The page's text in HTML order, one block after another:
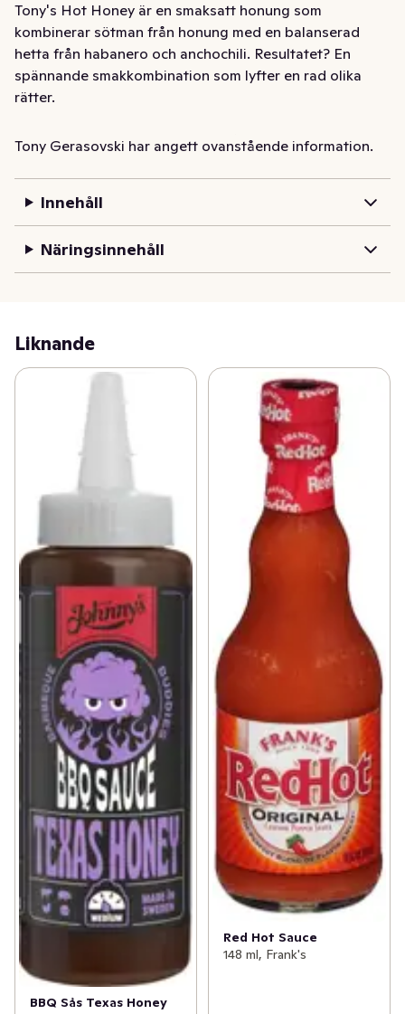
Tony's Hot Honey är en smaksatt honung som
kombinerar sötman från honung med en balanserad
hetta från habanero och anchochili. Resultatet? En
spännande smakkombination som lyfter en rad olika
rätter.
Det som gör Tony's Hot Honey så unik är dess
friterade rätter för att ge dem ett extra sting. Den
passar också över ostbrickan eller på glass för en
spännande mix av sött och starkt. Prova den i
kycklingrätter, cocktails eller sallader för att få till en
riktigt kul twist.
ge menyer ett lyft. Använd den i köket som en ny
gästerna kan experimentera själva. För hotell kan den bli
ett roligt tillskott till frukostbuffén – perfekt till
pannkakor, våfflor eller yoghurt.
Tony's Hot Honey är ett enkelt sätt att få fram stora
smaker. Testa själv och upptäck hur den kan lyfta dina
Tony Gerasovski har angett ovanstående information.
Innehåll
Näringsinnehåll
Liknande
BBQ Sås Texas Honey
Red Hot Sauce
148 ml, Frank's